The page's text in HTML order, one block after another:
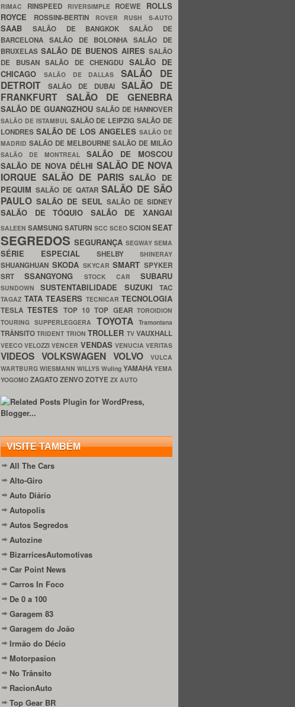
RIMAC RINSPEED RIVERSIMPLE ROEWE ROLLS
ROYCE
ROSSINI-BERTIN ROVER RUSH S-AUTO
SAAB SALÃO DE BANGKOKSALÃO DE
BARCELONA SALÃO DE BOLONHASALÃO DE
BRUXELAS SALÃO DE BUENOS AIRES SALÃO
DE BUSAN SALÃO DE CHENGDU SALÃO DE
CHICAGO
SALÃO DE DALLASSALÃO DE
DETROIT
SALÃO DE DUBAI SALÃO DE
FRANKFURT SALÃO DE GENEBRA
SALÃO DE GUANGZHOU SALÃO DE HANNOVER
SALÃO DE ISTAMBUL SALÃO DE LEIPZIGSALÃO DE
LONDRESSALÃO DE LOS ANGELES SALÃO DE
MADRID SALÃO DE MELBOURNESALÃO DE MILÃO
SALÃO DE MONTREAL SALÃO DE MOSCOU
SALÃO DE NOVA DÉLHI SALÃO DE NOVA
IORQUE SALÃO DE PARISSALÃO DE
PEQUIM SALÃO DE QATARSALÃO DE SÃO
PAULO SALÃO DE SEUL SALÃO DE SIDNEY
SALÃO DE TÓQUIO SALÃO DE XANGAI
SALEENSAMSUNGSATURN SCC SCEO SCIONSEAT
SEGREDOSSEGURANÇA SEGWAYSEMA
SÉRIE ESPECIAL SHELBY SHINERAY
SHUANGHUAN SKODA SKYCARSMART SPYKER
SRTSSANGYONG STOCK CAR SUBARU
SUNDOWNSUSTENTABILIDADE SUZUKITAC
TAGAZ TATA TEASERS TECNICAR TECNOLOGIA
TESLATESTES TOP 10TOP GEARTOROIDION
TOURING SUPPERLEGGERA TOYOTATramontana
TRÂNSITOTRIDENT TRIONTROLLER TVVAUXHALL
VEECOVELOZZIVENCER VENDAS VENUCIAVERITAS
VIDEOS VOLKSWAGEN VOLVO
VULCA
WARTBURG WIESMANN WILLYS Wuling YAMAHA YEMA
YOGOMO ZAGATOZENVOZOTYE ZX AUTO
VISITE TAMBÉM
All The Cars
Alto-Giro
Auto Diário
Autopolis
Autos Segredos
Autozine
BizarricesAutomotivas
Car Point News
Carros In Foco
De 0 a 100
Garagem 83
Garagem do João
Irmão do Décio
Motorpasion
No Trânsito
RacionAuto
Top Gear BR